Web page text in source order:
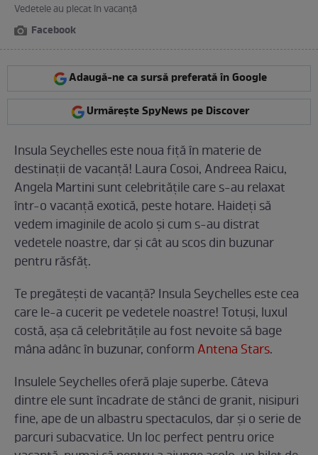
Vedetele au plecat în vacanţă
Facebook
Adaugă-ne ca sursă preferată în Google
Urmărește SpyNews pe Discover
Insula Seychelles este noua fiţă în materie de
destinaţii de vacanţă! Laura Cosoi, Andreea Raicu,
Angela Martini sunt celebrităţile care s-au relaxat
într-o vacanţă exotică, peste hotare. Haideţi să
vedem imaginile de acolo şi cum s-au distrat
vedetele noastre, dar şi cât au scos din buzunar
pentru răsfăţ.
Te pregăteşti de vacanţă? Insula Seychelles este cea
care le-a cucerit pe vedetele noastre! Totuşi, luxul
costă, aşa că celebrităţile au fost nevoite să bage
mâna adânc în buzunar, conformAntena Stars.
Insulele Seychelles oferă plaje superbe. Câteva
dintre ele sunt încadrate de stânci de granit, nisipuri
fine, ape de un albastru spectaculos, dar şi o serie de
parcuri subacvatice. Un loc perfect pentru orice